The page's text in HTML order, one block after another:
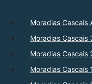
Moradias Cascais
Moradias Cascais
Moradias Cascais
Moradias Cascais